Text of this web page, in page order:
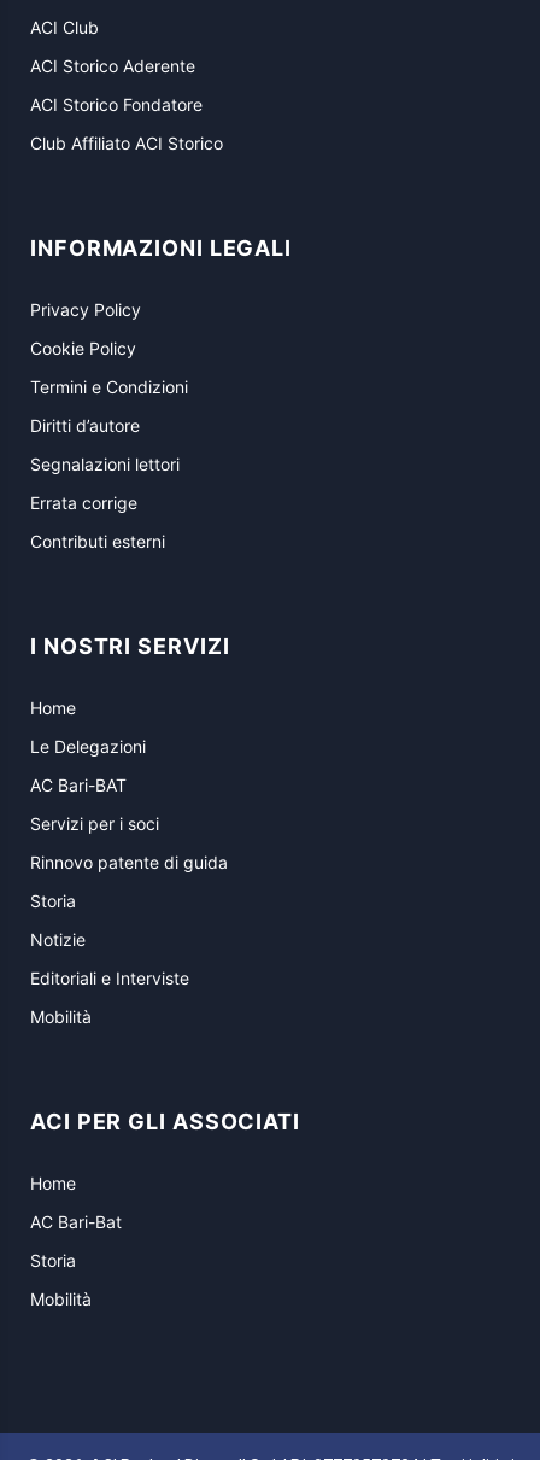
ACI Club
ACI Storico Aderente
ACI Storico Fondatore
Club Affiliato ACI Storico
INFORMAZIONI LEGALI
Privacy Policy
Cookie Policy
Termini e Condizioni
Diritti d’autore
Segnalazioni lettori
Errata corrige
Contributi esterni
I NOSTRI SERVIZI
Home
Le Delegazioni
AC Bari-BAT
Servizi per i soci
Rinnovo patente di guida
Storia
Notizie
Editoriali e Interviste
Mobilità
ACI PER GLI ASSOCIATI
Home
AC Bari-Bat
Storia
Mobilità